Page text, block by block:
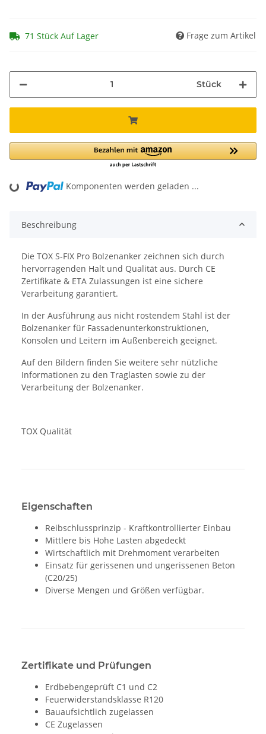
71 Stück Auf Lager Frage zum Artikel
Stück
Loading... Komponenten werden geladen ...
Beschreibung
Die TOX S-FIX Pro Bolzenanker zeichnen sich durch
hervorragenden Halt und Qualität aus. Durch CE
Zertifikate & ETA Zulassungen ist eine sichere
Verarbeitung garantiert.
In der Ausführung aus nicht rostendem Stahl ist der
Bolzenanker für Fassadenunterkonstruktionen,
Konsolen und Leitern im Außenbereich geeignet.
Auf den Bildern finden Sie weitere sehr nützliche
Informationen zu den Traglasten sowie zu der
Verarbeitung der Bolzenanker.
TOX Qualität
Eigenschaften
Reibschlussprinzip - Kraftkontrollierter Einbau
Mittlere bis Hohe Lasten abgedeckt
Wirtschaftlich mit Drehmoment verarbeiten
Einsatz für gerissenen und ungerissenen Beton
(C20/25)
Diverse Mengen und Größen verfügbar.
Zertifikate und Prüfungen
Erdbebengeprüft C1 und C2
Feuerwiderstandsklasse R120
Bauaufsichtlich zugelassen
CE Zugelassen